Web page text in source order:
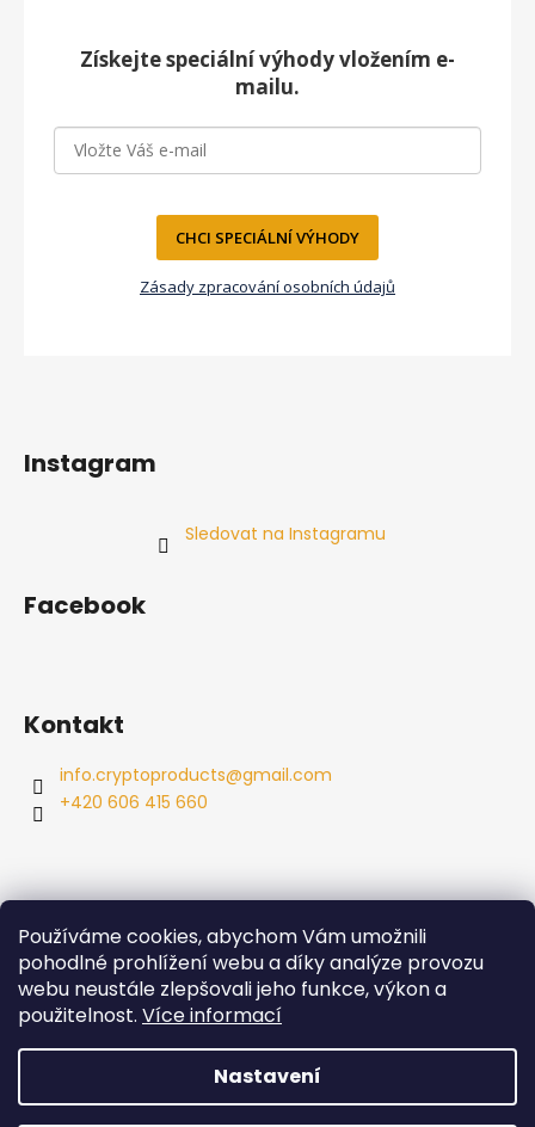
Používáme cookies, abychom Vám umožnili
pohodlné prohlížení webu a díky analýze provozu
webu neustále zlepšovali jeho funkce, výkon a
použitelnost. Více informací
Nastavení
Získejte speciální výhody vložením e-
mailu.
CHCI SPECIÁLNÍ VÝHODY
Zásady zpracování osobních údajů
Instagram
Sledovat na Instagramu
Facebook
Kontakt
info.cryptoproducts@gmail.com
+420 606 415 660
Info
Obchodní podmínky
Podmínky ochrany osobních údajů